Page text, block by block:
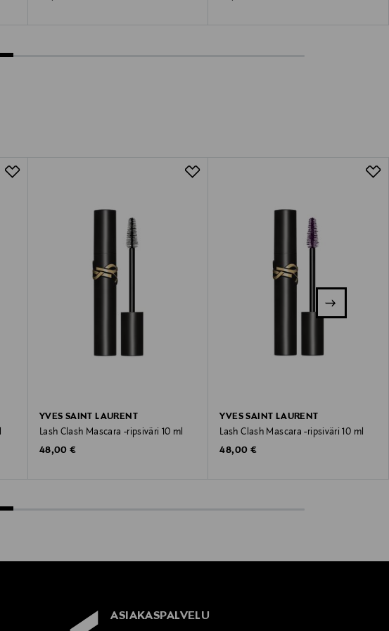
YVES SAINT LAURENT
Lash Clash Mascara -ripsiväri 10 ml
Original Price
48,00 €
YVES SAINT LAURENT
Lash Clash Mascara -ripsiväri 10 ml
Original Price
48,00 €
ASIAKASPALVELU